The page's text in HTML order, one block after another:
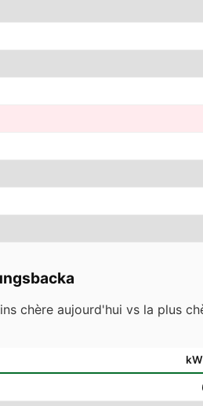
chère aujourd'hui vs la plus